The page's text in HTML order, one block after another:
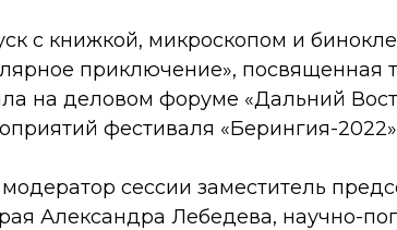
с книжкой, микроскопом и
приключение», посвященная
на деловом форуме «Дальний
фестиваля «Берингия-
сессии заместитель
Александра Лебедева, научно-